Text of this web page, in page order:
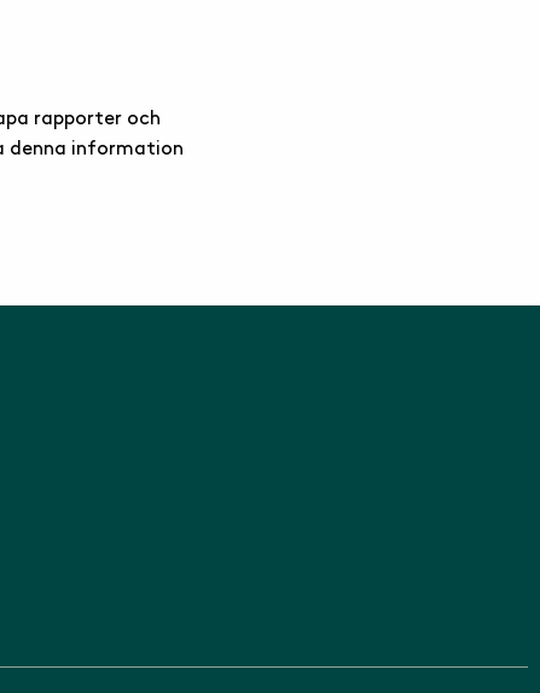
rapporter och
denna information